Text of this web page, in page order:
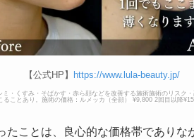
【公式HP】 https://www.lula-beauty.jp/
・くすみ・そばかす・赤ら顔などを改善する施術施術のリスク
ことあり。施術の価格：ルメッカ（全顔） ¥9,800 2回目以降
たことは、良心的な価格帯であり